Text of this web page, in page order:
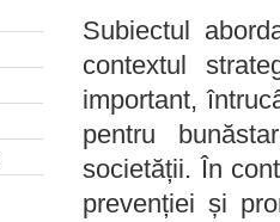
Subiectul
contextul
important,
pentru
societății. În
prevenției și